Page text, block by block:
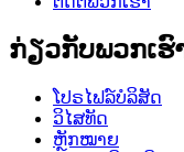
ກ່ຽວກັບພວກເຮົ
ໂປຣໄຟລ໌ບໍລິສັດ
ວິໄສທັດ
ຫຼັກໝາຍ